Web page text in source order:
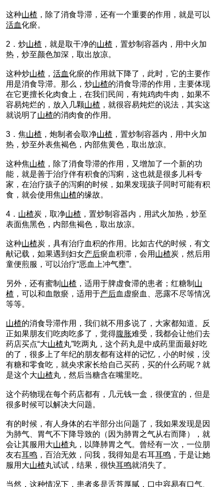
这种山楂 ，除了消食导滞，还有一个重要的作用，就是可以
活血化瘀。
2．炒山楂 ，就是取干净的山楂 ，置炒制容器内，用中火加
热，炒至颜色加深，取出放凉。
这种炒山楂 ， 活血化瘀的作用就下降了，此时，它的主要作
用是消食导滞。那么，炒山楂的消食导滞的作用，主要体现
在它更擅长化肉食上，在我们民间，有炖鸡肉牛肉，如果不
容易炖烂的，放入几颗山楂 ，就很容易炖烂的说法，其实这
就说明了山楂的消肉食的作用。
3．焦山楂 ，炮制者会取净山楂 ，置炒制容器内，用中火加
热，炒至外表焦褐色，内部焦黄色，取出放凉。
这种焦山楂 ，除了消食导滞的作用，又增加了一个新的功
能，就是善于治疗伴有积食的泻痢，这也就是很多儿科专
家，在治疗孩子的泻痢的时候，如果发现孩子同时可能有积
食，就会使用焦山楂的缘故。
4． 山楂炭，取净山楂 ，置炒制容器内，用武火加热，炒至
表面焦黑色，内部焦褐色，取出放凉。
这种山楂炭，具有治疗血积的作用。比如古代的时候，有文
献记载，如果遇到妇女产后瘀血积滞，会用 山楂炭，然后用
童便煎服，可以治疗“恶血上冲气壅”。
另外，还有蜜制 山楂 ，适用于脾虚食滞的患者；红糖制 山
楂 ，可以和血散瘀，适用于产后血虚瘀血、恶露不尽等情况
等等。
山楂的消食导滞作用，我们就不用多说了，大家都知道。反
正如果朋友们吃肉吃多了，觉得腹胀难受，我都会让他们去
药店买点“大山楂丸”吃两丸，这个药丸是中成药里面最好吃
的了，很多上了年纪的朋友都有这样的记忆，小的时候，没
有糖和零食吃，就央求家长给自己买药，买的什么药呢？就
是这个大山楂丸，然后当糖含在嘴里吃。
这个药物现在每个药店都有，几元钱一盒，很便宜的，但是
很多时候可以解决大问题。
有的时候，有人身体的右半部分出问题了，我如果发现是因
为肺气、胃气不下降导致的（因为肺胃之气从右而降），就
会让其服用大山楂丸，以降肺胃之气。曾经有一次，一位朋
友右耳鸣 ，百治无效，问我，我得知是右耳耳鸣 ，于是让她
服用大山楂丸试试，结果，很快耳鸣就消失了。
当然，这种情况下，患者多是舌苔厚腻，口中容易有口气、